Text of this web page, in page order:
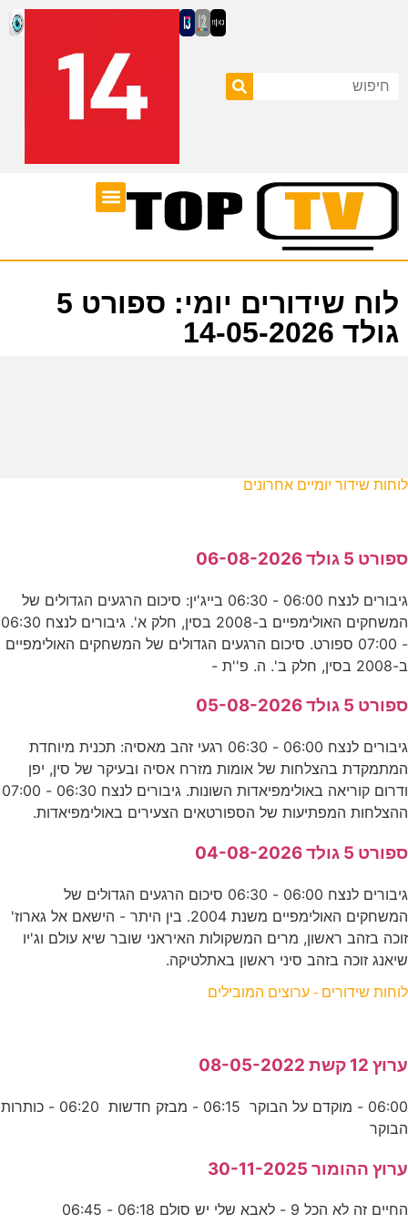
לוח שידורים יומי: ספורט 5
גולד 14-05-2026
לוחות שידור יומיים אחרונים
ספורט 5 גולד 06-08-2026
גיבורים לנצח 06:00 - 06:30 בייג'ין: סיכום הרגעים הגדולים של
המשחקים האולימפיים ב-2008 בסין, חלק א'. גיבורים לנצח 06:30
- 07:00 ספורט. סיכום הרגעים הגדולים של המשחקים האולימפיים
ב-2008 בסין, חלק ב'. ה. פ''ת -
ספורט 5 גולד 05-08-2026
גיבורים לנצח 06:00 - 06:30 רגעי זהב מאסיה: תכנית מיוחדת
המתמקדת בהצלחות של אומות מזרח אסיה ובעיקר של סין, יפן
ודרום קוריאה באולימפיאדות השונות. גיבורים לנצח 06:30 - 07:00
ההצלחות המפתיעות של הספורטאים הצעירים באולימפיאדות.
ספורט 5 גולד 04-08-2026
גיבורים לנצח 06:00 - 06:30 סיכום הרגעים הגדולים של
המשחקים האולימפיים משנת 2004. בין היתר - הישאם אל גארוז'
זוכה בזהב ראשון, מרים המשקולות האיראני שובר שיא עולם וג'יו
שיאנג זוכה בזהב סיני ראשון באתלטיקה.
לוחות שידורים - ערוצים המובילים
ערוץ 12 קשת 08-05-2022
06:00 - מוקדם על הבוקר 06:15 - מבזק חדשות 06:20 - כותרות
הבוקר
ערוץ ההומור 30-11-2025
החיים זה לא הכל 9 - לאבא שלי יש סולם 06:18 - 06:45